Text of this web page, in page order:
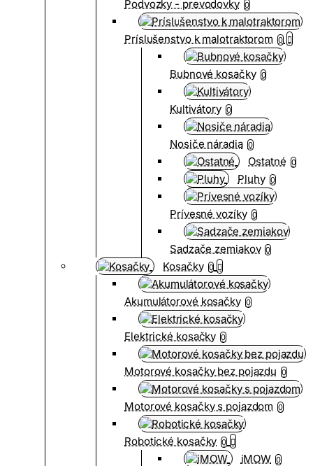
Podvozky - prevodovky 0
Príslušenstvo k malotraktorom 0
Bubnové kosačky 0
Kultivátory 0
Nosiče náradia 0
Ostatné 0
Pluhy 0
Prívesné vozíky 0
Sadzače zemiakov 0
Kosačky 0
Akumulátorové kosačky 0
Elektrické kosačky 0
Motorové kosačky bez pojazdu 0
Motorové kosačky s pojazdom 0
Robotické kosačky 0
iMOW 0